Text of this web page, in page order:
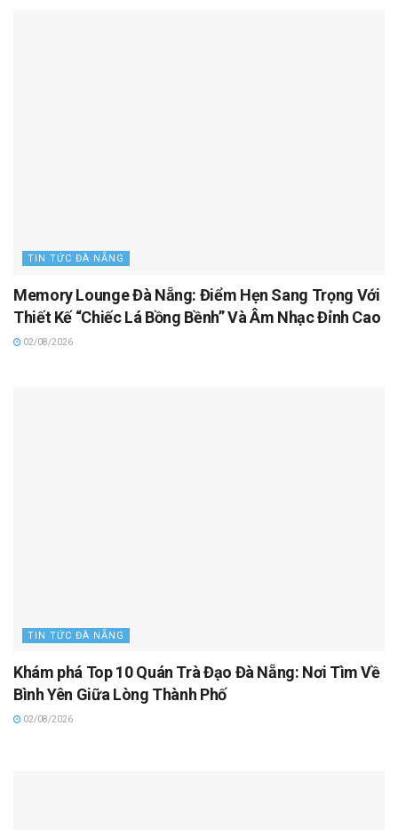
TIN TỨC ĐÀ NẴNG
Memory Lounge Đà Nẵng: Điểm Hẹn Sang Trọng Với
Thiết Kế “Chiếc Lá Bồng Bềnh” Và Âm Nhạc Đỉnh Cao
02/08/2026
TIN TỨC ĐÀ NẴNG
Khám phá Top 10 Quán Trà Đạo Đà Nẵng: Nơi Tìm Về
Bình Yên Giữa Lòng Thành Phố
02/08/2026